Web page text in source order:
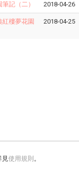
記（二） 2018-04-26
樓夢花園
2018-04-25
見使用規則 。